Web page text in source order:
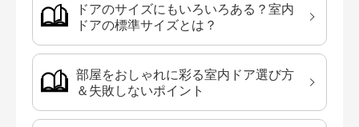
ドアのサイズにもいろいろある？室内
ドアの標準サイズとは？
部屋をおしゃれに彩る室内ドア選び方
＆失敗しないポイント